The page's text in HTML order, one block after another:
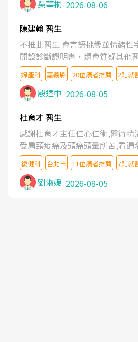
吳華桐 2026-08-06
陳建翰 醫生
不推此醫生 會言語挑釁並情緒性
開設診斷證明書，還會質疑其他
婦產科 嘉義縣 20位讀者推薦 2則就
殷迺中 2026-08-05
杜育才 醫生
感謝杜育才主任仁心仁術,醫術
受肩頸痠痛及頭痛頭暈所苦,看遍
檢查,也嘗試過西醫打針,中醫針灸
沒有用,後來連吃到嗎啡類止痛藥
症狀,沒多久就痛起來,多年失眠嚴
台灣親友介紹忠孝醫院杜育才主
復健科 台北市 11位讀者推薦 7則就
劉淑媛 2026-08-05